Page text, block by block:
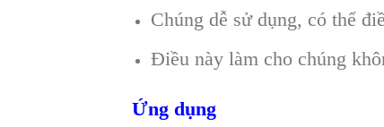
Chúng dễ sử dụng, có thể
Điều này làm cho chúng
Ứng dụng